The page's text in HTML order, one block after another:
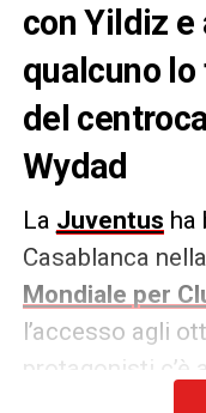
con Yildiz e
qualcuno
del
Wydad
La Juventus ha
Casablanca
Mondiale per
l’accesso agli
protagonisti c’è